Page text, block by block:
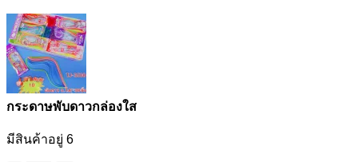
กระดาษพับดาวกล่องใส
มีสินค้าอยู่ 6